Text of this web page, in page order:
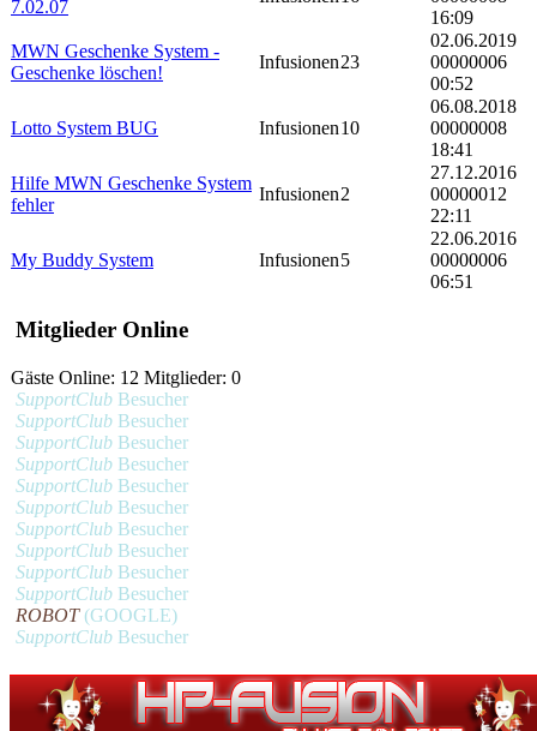
7.02.07
16:09
MWN Geschenke System -
Geschenke löschen!
Infusionen23
02.06.2019
00000006
00:52
Lotto System BUG Infusionen10
06.08.2018
00000008
18:41
Hilfe MWN Geschenke System
fehler
Infusionen2
27.12.2016
00000012
22:11
My Buddy System Infusionen5
22.06.2016
00000006
06:51
Mitglieder Online
Gäste Online: 12 Mitglieder: 0
SupportClub Besucher
SupportClub Besucher
SupportClub Besucher
SupportClub Besucher
SupportClub Besucher
SupportClub Besucher
SupportClub Besucher
SupportClub Besucher
SupportClub Besucher
SupportClub Besucher
ROBOT(GOOGLE)
SupportClub Besucher